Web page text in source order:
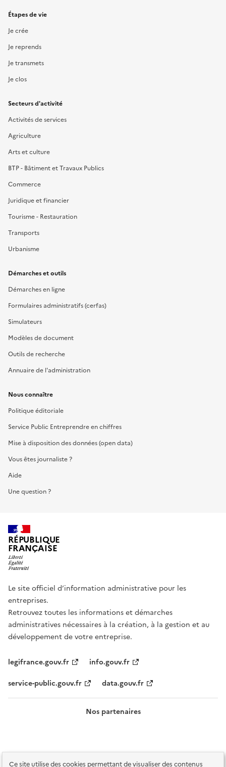
Ce site utilise des cookies permettant de visualiser des contenus
Étapes de vie
Je crée
Je reprends
Je transmets
Je clos
Secteurs d'activité
Activités de services
Agriculture
Arts et culture
BTP - Bâtiment et Travaux Publics
Commerce
Juridique et financier
Tourisme - Restauration
Transports
Urbanisme
Démarches et outils
Démarches en ligne
Formulaires administratifs (cerfas)
Simulateurs
Modèles de document
Outils de recherche
Annuaire de l'administration
Nous connaître
Politique éditoriale
Service Public Entreprendre en chiffres
Mise à disposition des données (open data)
Vous êtes journaliste ?
Aide
Une question ?
RÉPUBLIQUE
FRANÇAISE
Le site officiel d’information administrative pour les
entreprises.
Retrouvez toutes les informations et démarches
administratives nécessaires à la création, à la gestion et au
développement de votre entreprise.
legifrance.gouv.fr
info.gouv.fr
service-public.gouv.fr
data.gouv.fr
Nos partenaires